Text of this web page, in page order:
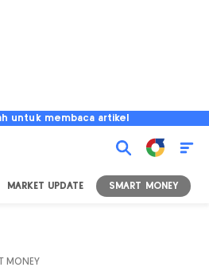
untuk membaca artikel
MARKET UPDATE SMART MONEY
MONEY